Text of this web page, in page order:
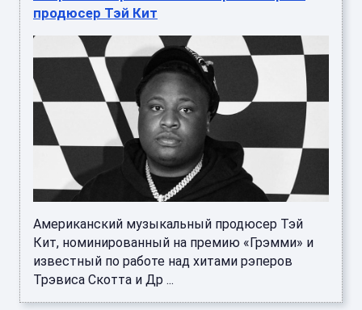
продюсер Тэй Кит
Американский музыкальный продюсер Тэй
Кит, номинированный на премию «Грэмми» и
известный по работе над хитами рэперов
Трэвиса Скотта и Др ...